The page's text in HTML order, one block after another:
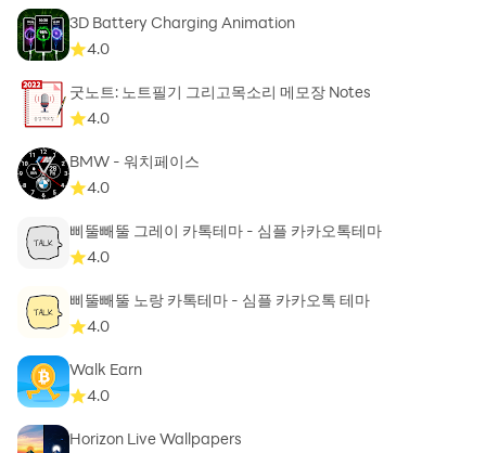
3D Battery Charging Animation
4.0
굿노트: 노트필기 그리고목소리 메모장 Notes
4.0
BMW - 워치페이스
4.0
삐뚤빼뚤 그레이 카톡테마 - 심플 카카오톡테마
4.0
삐뚤빼뚤 노랑 카톡테마 - 심플 카카오톡 테마
4.0
Walk Earn
4.0
Horizon Live Wallpapers